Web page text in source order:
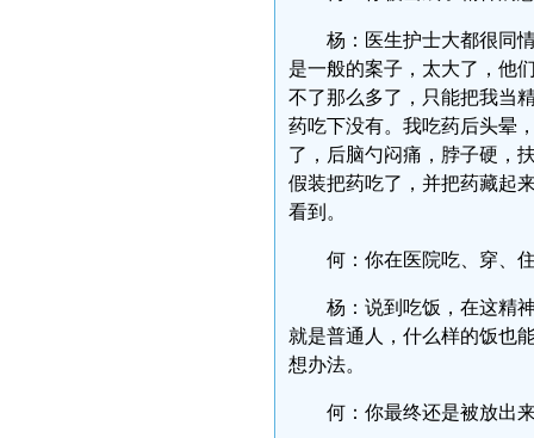
杨：医生护士大都很同
是一般的案子，太大了，他
不了那么多了，只能把我当
药吃下没有。我吃药后头晕
了，后脑勺闷痛，脖子硬，
假装把药吃了，并把药藏起
看到。
何：你在医院吃、穿、
杨：说到吃饭，在这精
就是普通人，什么样的饭也
想办法。
何：你最终还是被放出